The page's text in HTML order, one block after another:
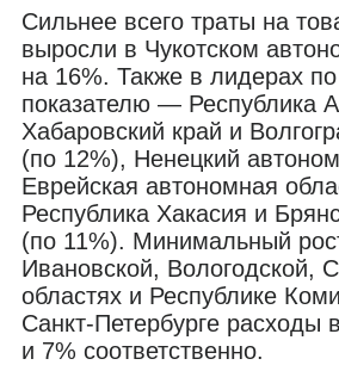
Сильнее всего траты на
выросли в Чукотском
на 16%. Также в лидерах
показателю — Республика
Хабаровский край и
(по 12%), Ненецкий
Еврейская автономная
Республика Хакасия и
(по 11%). Минимальный
Ивановской, Вологодской,
областях и Республике
Санкт-Петербурге расходы
и 7% соответственно.